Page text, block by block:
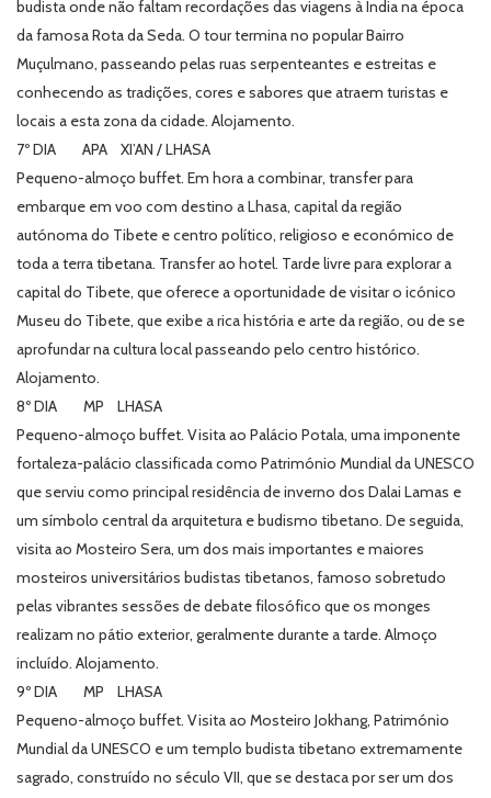
budista onde não faltam recordações das viagens à Índia na época
da famosa Rota da Seda. O tour termina no popular Bairro
Muçulmano, passeando pelas ruas serpenteantes e estreitas e
conhecendo as tradições, cores e sabores que atraem turistas e
locais a esta zona da cidade. Alojamento.
7º DIA APA XI’AN / LHASA
Pequeno-almoço buffet. Em hora a combinar, transfer para
embarque em voo com destino a Lhasa, capital da região
autónoma do Tibete e centro político, religioso e económico de
toda a terra tibetana. Transfer ao hotel. Tarde livre para explorar a
capital do Tibete, que oferece a oportunidade de visitar o icónico
Museu do Tibete, que exibe a rica história e arte da região, ou de se
aprofundar na cultura local passeando pelo centro histórico.
Alojamento.
8º DIA MP LHASA
Pequeno-almoço buffet. Visita ao Palácio Potala, uma imponente
fortaleza-palácio classificada como Património Mundial da UNESCO
que serviu como principal residência de inverno dos Dalai Lamas e
um símbolo central da arquitetura e budismo tibetano. De seguida,
visita ao Mosteiro Sera, um dos mais importantes e maiores
mosteiros universitários budistas tibetanos, famoso sobretudo
pelas vibrantes sessões de debate filosófico que os monges
realizam no pátio exterior, geralmente durante a tarde. Almoço
incluído. Alojamento.
9º DIA MP LHASA
Pequeno-almoço buffet. Visita ao Mosteiro Jokhang, Património
Mundial da UNESCO e um templo budista tibetano extremamente
sagrado, construído no século VII, que se destaca por ser um dos